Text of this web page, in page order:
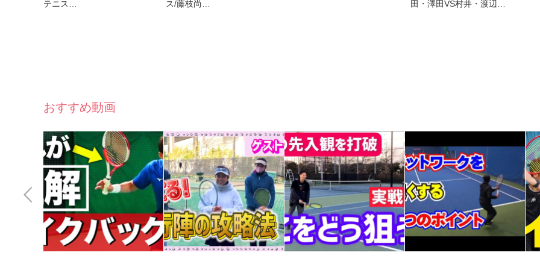
テニス… ス/藤枝尚… 田・澤田VS村井・渡辺…
おすすめ動画